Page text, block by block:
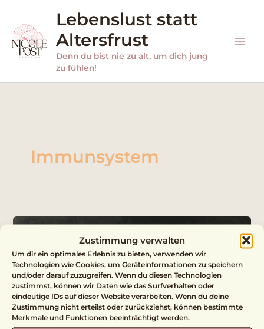
Zustimmung verwalten
Um dir ein optimales Erlebnis zu bieten, verwenden wir
Technologien wie Cookies, um Geräteinformationen zu speichern
und/oder darauf zuzugreifen. Wenn du diesen Technologien
zustimmst, können wir Daten wie das Surfverhalten oder
eindeutige IDs auf dieser Website verarbeiten. Wenn du deine
Zustimmung nicht erteilst oder zurückziehst, können bestimmte
Merkmale und Funktionen beeinträchtigt werden.
springen
Lebenslust statt
Altersfrust
Denn du bist nie zu alt, um dich jung
zu fühlen!
Immunsystem